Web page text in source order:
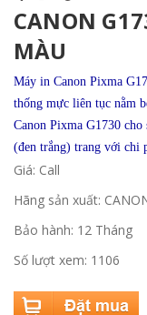
CANON
MÀU
Máy in Canon Pixma
thống mực liên tục nằm
Canon Pixma G1730 cho
(đen trắng) trang với chi
Giá: Call
Hãng sản xuất:
Bảo hành: 12 Tháng
Số lượt xem: 1106